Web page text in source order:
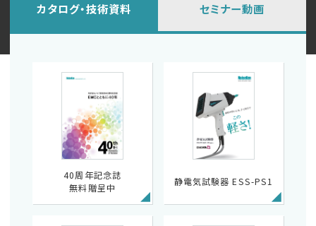
カタログ・技術資料
40周年記念誌
無料贈呈中
静電気試験器 ESS-PS1
セミナー動画